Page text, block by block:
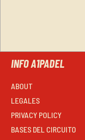
INFO A1PADEL
ABOUT
LEGALES
PRIVACY POLICY
BASES DEL CIRCUITO